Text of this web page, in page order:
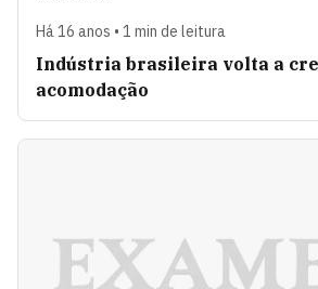
Há 16 anos • 1 min de leitura
Indústria brasileira volta a
acomodação